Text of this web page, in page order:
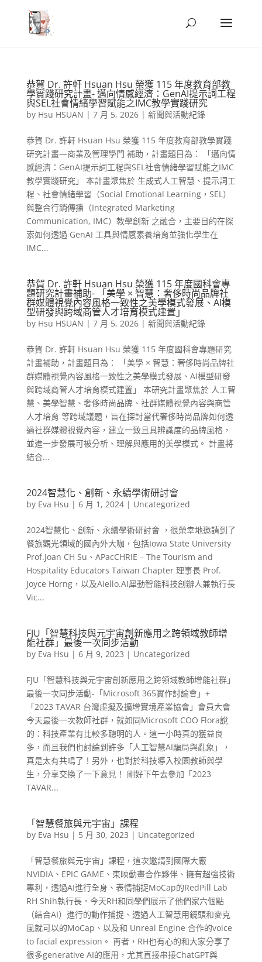
恭賀 Dr. 許軒 Hsuan Hsu 榮獲 115 年度教育部教
學實踐研究計畫- 邁向情感經濟：GenAI提示詞工程
與SEL社會情緒學習賦能之IMC教學實踐研究
by Hsu HSUAN | 7 月 5, 2026| 新聞與活動紀錄
恭賀 Dr. 許軒 Hsuan Hsu 榮獲 115 年度教育部教學實踐
研究計畫—商業及管理學門 補助，計畫題目為： 「邁向情
感經濟：GenAI提示詞工程與SEL社會情緒學習賦能之IMC
教學實踐研究」 本計畫聚焦於 生成式人工智慧、提示詞工
程、社會情緒學習（Social Emotional Learning，SEL）
與整合行銷傳播（Integrated Marketing
Communication, IMC）教學創新 之融合，主要目的在探
索如何透過 GenAI 工具與情感素養培育並強化學生在
IMC...
恭賀 Dr. 許軒 Hsuan Hsu 榮獲 115 年度國科會專
題研究計畫補助- 「美學 × 智慧：奢侈時尚品牌社
群媒體視覺內容風格一致性之美學模式發展、AI模
型研發與跨域商管人才培育模式建置」
by Hsu HSUAN | 7 月 5, 2026| 新聞與活動紀錄
恭賀 Dr. 許軒 Hsuan Hsu 榮獲 115 年度國科會專題研究
計畫補助，計畫題目為： 「美學 × 智慧：奢侈時尚品牌社
群媒體視覺內容風格一致性之美學模式發展、AI模型研發
與跨域商管人才培育模式建置」 本研究計畫聚焦於 人工智
慧、美學智慧、奢侈時尚品牌、社群媒體視覺內容與商管
人才培育 等跨域議題，旨在探討當代奢侈時尚品牌如何透
過社群媒體視覺內容，建立一致且具辨識度的品牌風格，
並進一步發展可被分析、理解與應用的美學模式。 計畫將
結合...
2024智慧化、創新、永續學術研討會
by Eva Hsu | 6 月 1, 2024| Uncategorized
2024智慧化、創新、永續學術研討會 ，很榮幸地邀請到了
餐旅觀光領域的國內外大咖，包括Iowa State University
Prof.Joan CH Su、APacCHRIE – The Tourism and
Hospitality Educators Taiwan Chapter 理事長 Prof.
Joyce Horng，以及Aiello.AI犀動智能科技創辦人兼執行長
Vic...
FJU「智慧科技與元宇宙創新應用之跨領域教師增
能社群」最後一次同步活動
by Eva Hsu | 6 月 9, 2023 | Uncategorized
FJU「智慧科技與元宇宙創新應用之跨領域教師增能社群」
最後一次同步活動-「Microsoft 365實作討論會」+
「2023 TAVAR 台灣虛擬及擴增實境產業協會」會員大會
今天最後一次教師社群，就如同Microsoft COO Flora說
的：科技產業有比較多聰明的人。這一小時真的獲益良
多，而且我們也討論到許多「人工智慧AI騙局與亂象」，
真是太有共鳴了！另外，也對於科技導入校園教師與學
生，分享交換了一下意見！ 剛好下午去參加「2023
TAVAR...
「智慧餐旅與元宇宙」課程
by Eva Hsu | 5 月 30, 2023 | Uncategorized
「智慧餐旅與元宇宙」課程，這次邀請到國際大廠
NVIDIA、EPIC GAME、東映動畫合作夥伴、擁有超強技術
專利，透過AI進行全身、表情捕捉MoCap的RedPill Lab
RH Shih執行長。今天RH和同學們展示了他們家六個點
（結合AI）進行的動作捕捉、透過人工智慧用鏡頭和麥克
風就可以的MoCap、以及和 Unreal Engine 合作的voice
to facial expression。 再者，RH也有心的和大家分享了
很多generative AI的應用，尤其直接串接ChatGPT與